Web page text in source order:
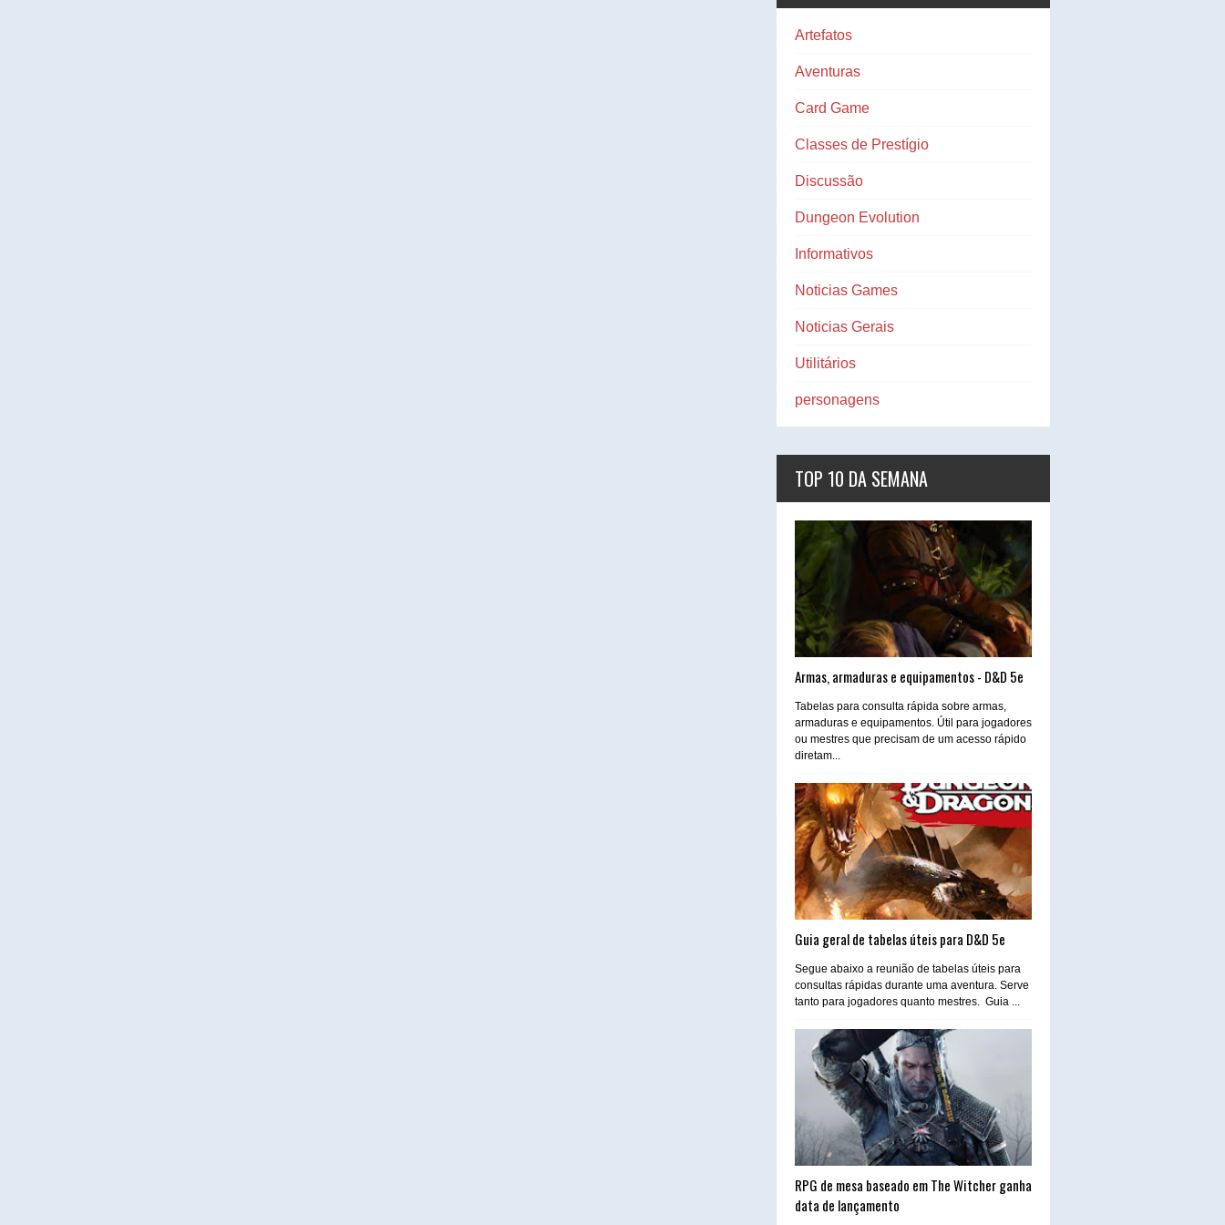
Artefatos
Aventuras
Card Game
Classes de Prestígio
Discussão
Dungeon Evolution
Informativos
Noticias Games
Noticias Gerais
Utilitários
personagens
TOP 10 DA SEMANA
Armas, armaduras e equipamentos - D&D 5e
Tabelas para consulta rápida sobre armas,
armaduras e equipamentos. Útil para jogadores
ou mestres que precisam de um acesso rápido
diretam...
Guia geral de tabelas úteis para D&D 5e
Segue abaixo a reunião de tabelas úteis para
consultas rápidas durante uma aventura. Serve
tanto para jogadores quanto mestres. Guia ...
RPG de mesa baseado em The Witcher ganha
data de lançamento